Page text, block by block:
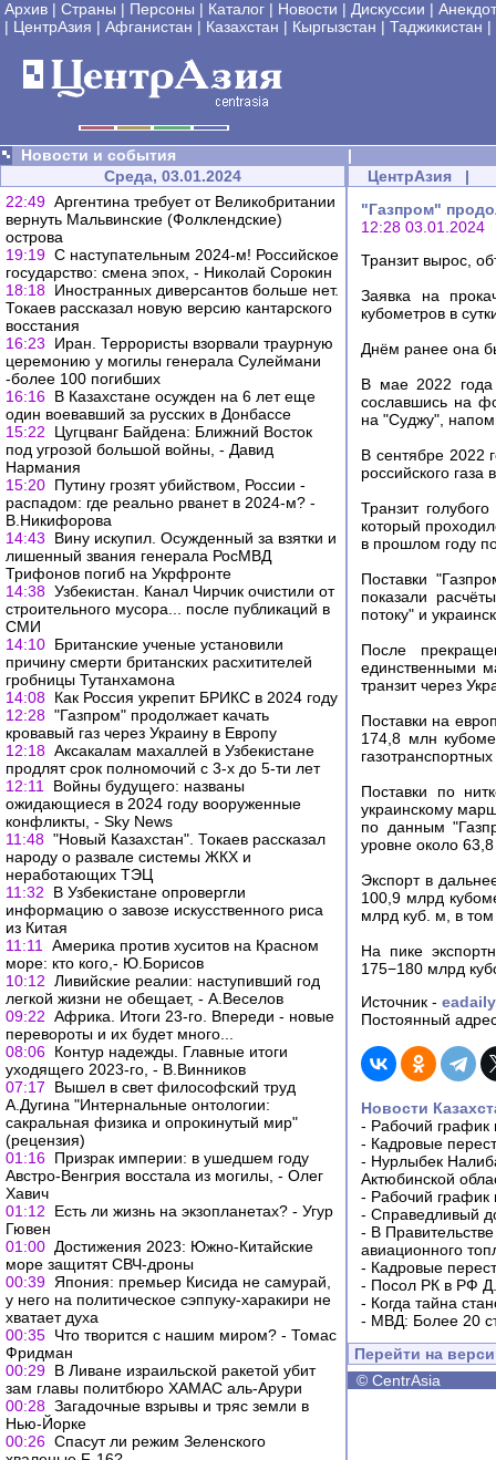
Архив | Страны | Персоны | Каталог | Новости | Дискуссии |
| ЦентрАзия | Афганистан | Казахстан | Кыргызстан | Таджикистан |
Новости и события
|
Среда, 03.01.2024
22:49 Аргентина требует от Великобритании
вернуть Мальвинские (Фолклендские)
острова
19:19 С наступательным 2024-м! Российское
государство: смена эпох, - Николай Сорокин
18:18 Иностранных диверсантов больше нет.
Токаев рассказал новую версию кантарского
восстания
16:23
Иран. Террористы взорвали траурную
церемонию у могилы генерала Сулеймани
-более 100 погибших
16:16 В Казахстане осужден на 6 лет еще
один воевавший за русских в Донбассе
15:22
Цугцванг Байдена: Ближний Восток
под угрозой большой войны, - Давид
Нармания
15:20 Путину грозят убийством, России -
распадом: где реально рванет в 2024-м? -
В.Никифорова
14:43
Вину искупил. Осужденный за взятки и
лишенный звания генерала РосМВД
Трифонов погиб на Укрфронте
14:38 Узбекистан. Канал Чирчик очистили от
строительного мусора... после публикаций в
СМИ
14:10 Британские ученые установили
причину смерти британских расхитителей
гробницы Тутанхамона
14:08 Как Россия укрепит БРИКС в 2024 году
12:28 "Газпром" продолжает качать
кровавый газ через Украину в Европу
12:18 Аксакалам махаллей в Узбекистане
продлят срок полномочий с 3-х до 5-ти лет
12:11
Войны будущего: названы
ожидающиеся в 2024 году вооруженные
конфликты, - Sky News
11:48 "Новый Казахстан". Токаев рассказал
народу о развале системы ЖКХ и
неработающих ТЭЦ
11:32
В Узбекистане опровергли
информацию о завозе искусственного риса
из Китая
11:11
Америка против хуситов на Красном
море: кто кого,- Ю.Борисов
10:12 Ливийские реалии: наступивший год
легкой жизни не обещает, - А.Веселов
09:22 Африка. Итоги 23-го. Впереди - новые
перевороты и их будет много...
08:06 Контур надежды. Главные итоги
уходящего 2023-го, - В.Винников
07:17
Вышел в свет философский труд
А.Дугина "Интернальные онтологии:
сакральная физика и опрокинутый мир"
(рецензия)
01:16 Призрак империи: в ушедшем году
Австро-Венгрия восстала из могилы, - Олег
Хавич
01:12
Есть ли жизнь на экзопланетах? - Угур
Гювен
01:00 Достижения 2023: Южно-Китайские
море защитят СВЧ-дроны
00:39 Япония: премьер Кисида не самурай,
у него на политическое сэппуку-харакири не
хватает духа
00:35 Что творится с нашим миром? - Томас
Фридман
00:29 В Ливане израильской ракетой убит
зам главы политбюро ХАМАС аль-Арури
00:28 Загадочные взрывы и тряс земли в
Нью-Йорке
00:26 Спасут ли режим Зеленского
ЦентрАзия |
"Газпром"
12:28 03.01.2024
Транзит вырос,
Заявка на
кубометров в
Днëм ранее она
В мае 2022 года
сославшись на
на "Суджу",
В сентябре 2022
российского
Транзит
который
в прошлом году
Поставки
показали
потоку" и
После
единственными
транзит через
Поставки на
174,8 млн
Поставки по
украинскому
по данным
уровне около
Экспорт в
100,9 млрд
млрд куб. м, в
На пике
175−180 млрд
Источник -
Постоянный
Новости
- Рабочий график
- Кадровые
- Нурлыбек
Актюбинской
- Рабочий график
- Справедливый
- В
авиационного
- Кадровые
- Посол РК в РФ
- Когда тайна
- МВД: Более 20
Перейти на
© CentrAsia